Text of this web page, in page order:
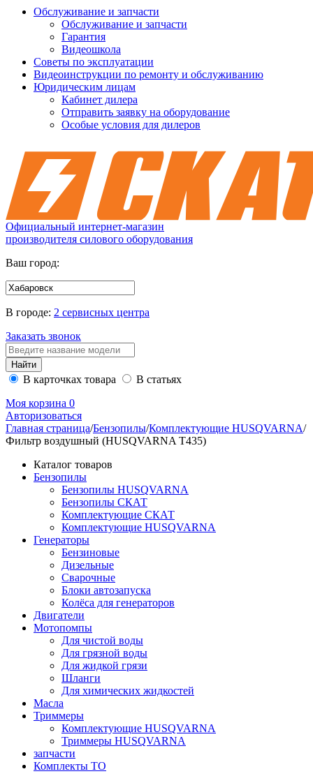
Обслуживание и запчасти
Обслуживание и запчасти
Гарантия
Видеошкола
Советы по эксплуатации
Видеоинструкции по ремонту и обслуживанию
Юридическим лицам
Кабинет дилера
Отправить заявку на оборудование
Особые условия для дилеров
Официальный интернет-магазин
производителя силового оборудования
Ваш город:
В городе: 2 сервисных центра
Заказать звонок
В карточках товара
В статьях
Моя корзина 0
Авторизоваться
Главная страница/Бензопилы/Комплектующие HUSQVARNA/
Фильтр воздушный (HUSQVARNA Т435)
Каталог товаров
Бензопилы
Бензопилы HUSQVARNA
Бензопилы СКАТ
Комплектующие СКАТ
Комплектующие HUSQVARNA
Генераторы
Бензиновые
Дизельные
Сварочные
Блоки автозапуска
Колёса для генераторов
Двигатели
Мотопомпы
Для чистой воды
Для грязной воды
Для жидкой грязи
Шланги
Для химических жидкостей
Масла
Триммеры
Комплектующие HUSQVARNA
Триммеры HUSQVARNA
запчасти
Комплекты ТО